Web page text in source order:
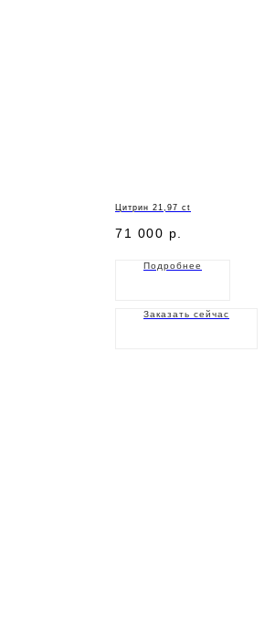
Цитрин 21,97 ct
71 000 р.
Подробнее
Заказать сейчас